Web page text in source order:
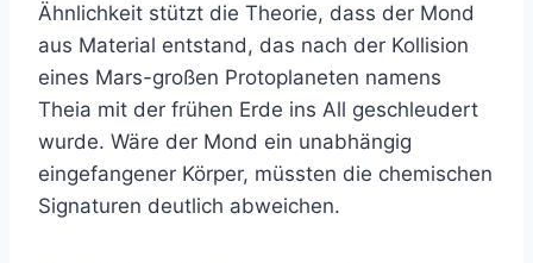
Ähnlichkeit stützt die Theorie, dass der Mond
aus Material entstand, das nach der Kollision
eines Mars-großen Protoplaneten namens
Theia mit der frühen Erde ins All geschleudert
wurde. Wäre der Mond ein unabhängig
eingefangener Körper, müssten die chemischen
Signaturen deutlich abweichen.